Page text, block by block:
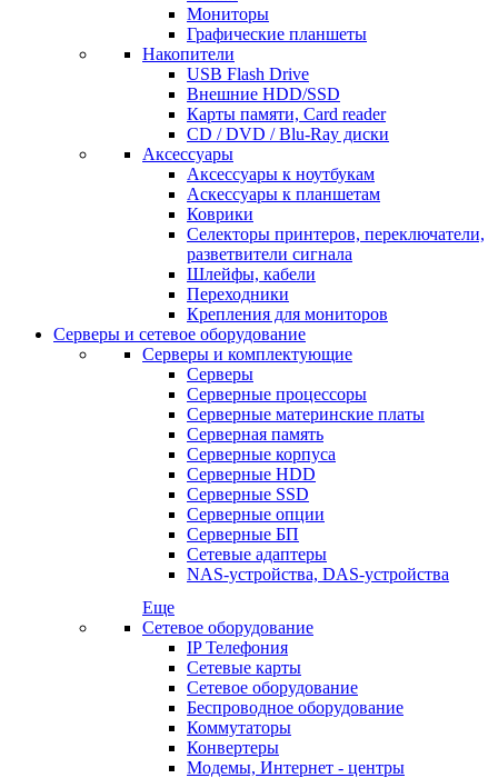
Мониторы
Графические планшеты
Накопители
USB Flash Drive
Внешние HDD/SSD
Карты памяти, Card reader
CD / DVD / Blu-Ray диски
Аксессуары
Аксессуары к ноутбукам
Аскессуары к планшетам
Коврики
Селекторы принтеров, переключатели,
разветвители сигнала
Шлейфы, кабели
Переходники
Крепления для мониторов
Серверы и сетевое оборудование
Серверы и комплектующие
Серверы
Серверные процессоры
Серверные материнские платы
Серверная память
Серверные корпуса
Серверные HDD
Серверные SSD
Серверные опции
Серверные БП
Сетевые адаптеры
NAS-устройства, DAS-устройства
Еще
Сетевое оборудование
IP Телефония
Сетевые карты
Сетевое оборудование
Беспроводное оборудование
Коммутаторы
Конвертеры
Модемы, Интернет - центры